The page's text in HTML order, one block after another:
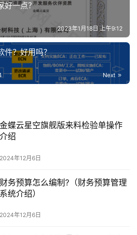
好一点？
2023年1月18日 上午9:12
件？好用吗？
Next
金蝶云星空旗舰版来料检验单操作
介绍
2024年12月6日
财务预算怎么编制?（财务预算管理
系统介绍）
2024年12月6日